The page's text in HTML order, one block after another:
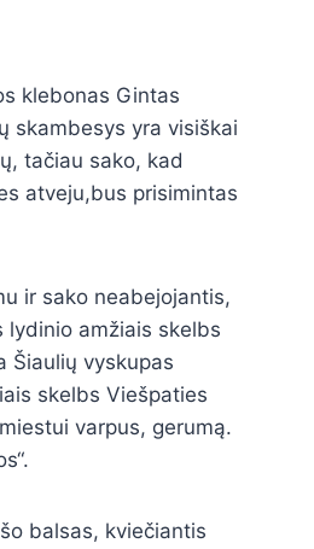
klebonas Gintas
skambesys yra visiškai
tačiau sako, kad
atveju,bus prisimintas
ir sako neabejojantis,
lydinio amžiais skelbs
Šiaulių vyskupas
skelbs Viešpaties
varpus, gerumą.
balsas, kviečiantis